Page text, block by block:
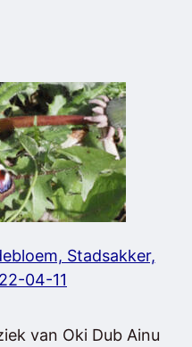
Stadsakker,
04-11
van Oki Dub Ainu